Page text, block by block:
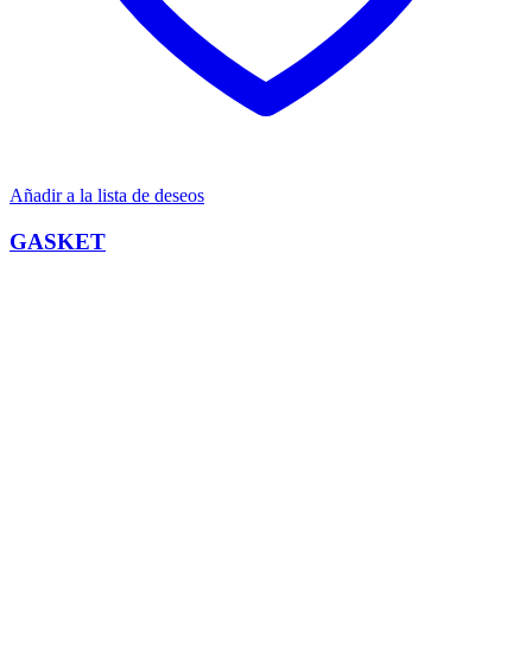
Añadir a la lista de deseos
GASKET